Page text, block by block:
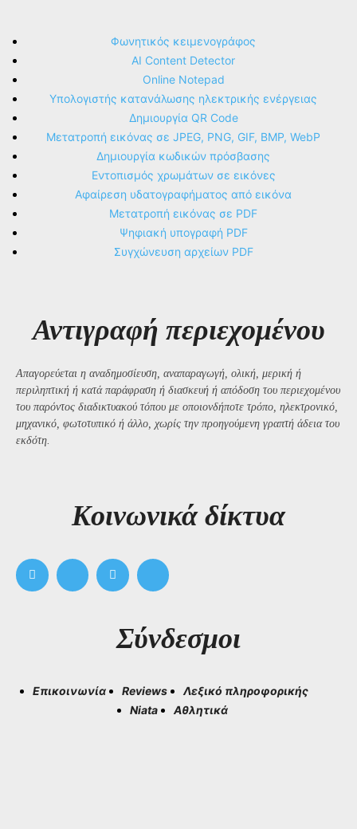
Φωνητικός κειμενογράφος
AI Content Detector
Online Notepad
Υπολογιστής κατανάλωσης ηλεκτρικής ενέργειας
Δημιουργία QR Code
Μετατροπή εικόνας σε JPEG, PNG, GIF, BMP, WebP
Δημιουργία κωδικών πρόσβασης
Εντοπισμός χρωμάτων σε εικόνες
Αφαίρεση υδατογραφήματος από εικόνα
Μετατροπή εικόνας σε PDF
Ψηφιακή υπογραφή PDF
Συγχώνευση αρχείων PDF
Αντιγραφή περιεχομένου
Απαγορεύεται η αναδημοσίευση, αναπαραγωγή, ολική, μερική ή
περιληπτική ή κατά παράφραση ή διασκευή ή απόδοση του περιεχομένου
του παρόντος διαδικτυακού τόπου με οποιονδήποτε τρόπο, ηλεκτρονικό,
μηχανικό, φωτοτυπικό ή άλλο, χωρίς την προηγούμενη γραπτή άδεια του
εκδότη.
Kοινωνικά δίκτυα
Σύνδεσμοι
Επικοινωνία Reviews
Λεξικό πληροφορικής
Niata
Αθλητικά